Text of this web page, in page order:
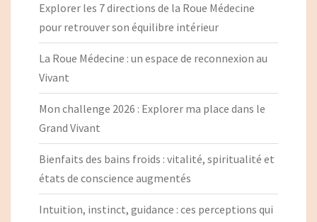
Explorer les 7 directions de la Roue Médecine
pour retrouver son équilibre intérieur
La Roue Médecine : un espace de reconnexion au
Vivant
Mon challenge 2026 : Explorer ma place dans le
Grand Vivant
Bienfaits des bains froids : vitalité, spiritualité et
états de conscience augmentés
Intuition, instinct, guidance : ces perceptions qui